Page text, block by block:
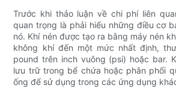
Trước khi thảo luận về chi phí liên
quan trọng là phải hiểu những điều cơ
nó. Khí nén được tạo ra bằng máy nén
không khí đến một mức nhất định,
pound trên inch vuông (psi) hoặc bar.
lưu trữ trong bể chứa hoặc phân phối
ống để sử dụng trong các ứng dụng